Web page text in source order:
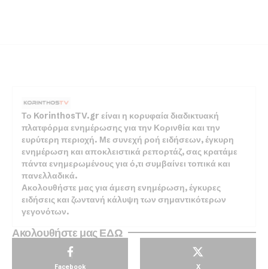
Το KorinthosTV.gr είναι η κορυφαία διαδικτυακή
πλατφόρμα ενημέρωσης για την Κορινθία και την
ευρύτερη περιοχή. Με συνεχή ροή ειδήσεων, έγκυρη
ενημέρωση και αποκλειστικά ρεπορτάζ, σας κρατάμε
πάντα ενημερωμένους για ό,τι συμβαίνει τοπικά και
πανελλαδικά.
Ακολουθήστε μας για άμεση ενημέρωση, έγκυρες
ειδήσεις και ζωντανή κάλυψη των σημαντικότερων
γεγονότων.
Ακολουθήστε μας ΕΔΩ
Facebook X